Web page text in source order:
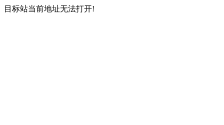
目标站当前地址无法打开!